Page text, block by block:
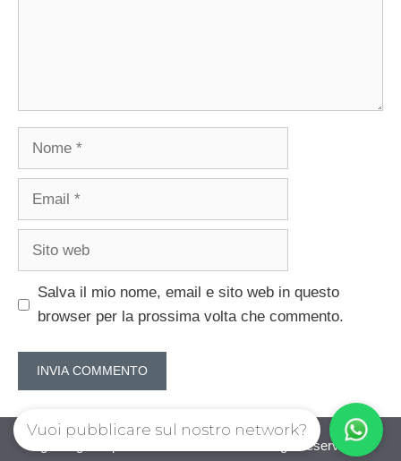
Nome
Email
Sito
Salva il mio nome, email e sito web in questo
browser per la prossima volta che commento.
guadagnorisparmiando.com © 2026. All right reserverd.
Vuoi pubblicare sul nostro network?